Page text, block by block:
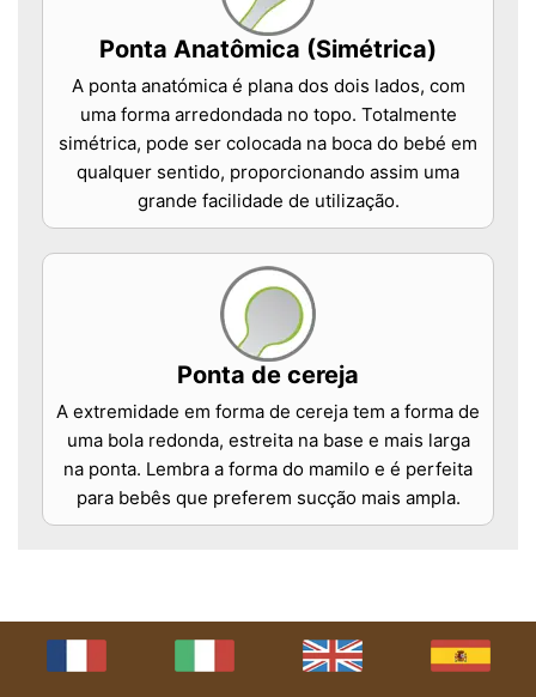
Ponta Anatômica (Simétrica)
A ponta anatómica é plana dos dois lados, com
uma forma arredondada no topo. Totalmente
simétrica, pode ser colocada na boca do bebé em
qualquer sentido, proporcionando assim uma
grande facilidade de utilização.
Ponta de cereja
A extremidade em forma de cereja tem a forma de
uma bola redonda, estreita na base e mais larga
na ponta. Lembra a forma do mamilo e é perfeita
para bebês que preferem sucção mais ampla.